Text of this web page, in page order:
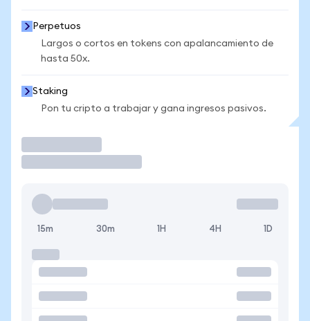
Perpetuos
Largos o cortos en tokens con apalancamiento de
hasta 50x.
Staking
Pon tu cripto a trabajar y gana ingresos pasivos.
15m 30m 1H 4H 1D